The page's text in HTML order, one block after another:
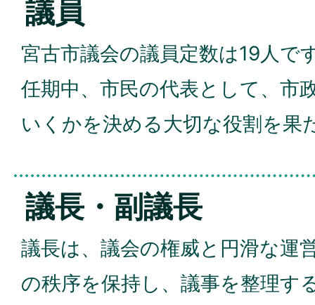
議員
宮古市議会の議員定数は19人で
任期中、市民の代表として、市
いくかを決める大切な役割を果
議長・副議長
議長は、議会の権威と円滑な運
の秩序を保持し、議事を整理す